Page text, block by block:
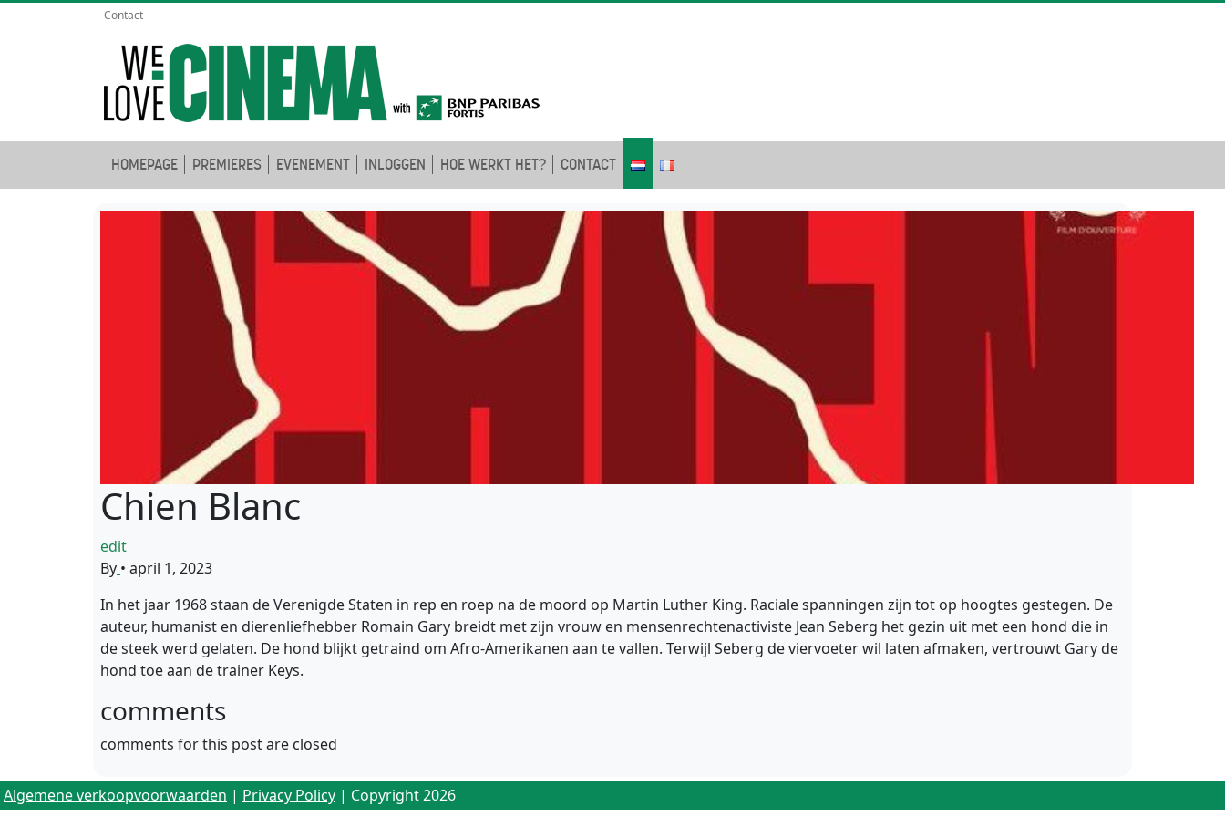
Contact
HOMEPAGE PREMIERES EVENEMENT INLOGGEN HOE WERKT HET? CONTACT
Chien Blanc
edit
By • april 1, 2023
In het jaar 1968 staan de Verenigde Staten in rep en roep na de moord op Martin Luther King. Raciale spanningen zijn tot op hoogtes gestegen. De
auteur, humanist en dierenliefhebber Romain Gary breidt met zijn vrouw en mensenrechtenactiviste Jean Seberg het gezin uit met een hond die in
de steek werd gelaten. De hond blijkt getraind om Afro-Amerikanen aan te vallen. Terwijl Seberg de viervoeter wil laten afmaken, vertrouwt Gary de
hond toe aan de trainer Keys.
comments
comments for this post are closed
Algemene verkoopvoorwaarden | Privacy Policy | Copyright 2026